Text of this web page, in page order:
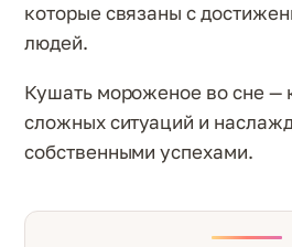
которые связаны с
людей.
Кушать мороженое во сне —
сложных ситуаций и
собственными успехами.